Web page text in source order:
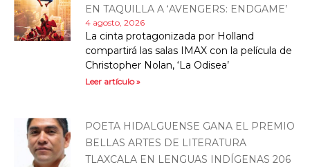
EN TAQUILLA A ‘AVENGERS: ENDGAME’
4 agosto, 2026
La cinta protagonizada por Holland
compartirá las salas IMAX con la película de
Christopher Nolan, ‘La Odisea’
Leer artículo »
POETA HIDALGUENSE GANA EL PREMIO
BELLAS ARTES DE LITERATURA
TLAXCALA EN LENGUAS INDÍGENAS 206